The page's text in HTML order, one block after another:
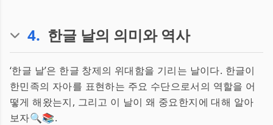
4. 한글 날의 의미와 역사
‘한글 날’은 한글 창제의 위대함을 기리는 날이다. 한글이
한민족의 자아를 표현하는 주요 수단으로서의 역할을 어
떻게 해왔는지, 그리고 이 날이 왜 중요한지에 대해 알아
보자🔍📚.